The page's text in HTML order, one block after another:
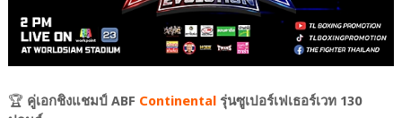
🏆 คู่เอกชิงแชมป์ ABF Continentalรุ่นซูเปอร์เฟเธอร์เวท 130